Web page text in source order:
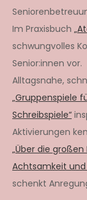
Im Praxisbuch
schwungvolles
Senior:innen vor.
Alltagsnahe,
„Gruppenspiele
Schreibspiele“
Aktivierungen
„Über die
Achtsamkeit und
schenkt